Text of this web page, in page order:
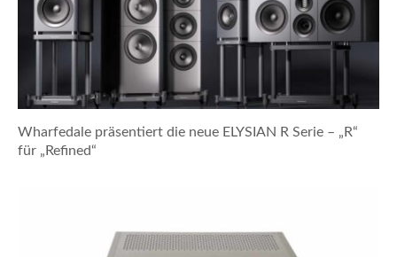
Wharfedale präsentiert die neue ELYSIAN R Serie – „R“
für „Refined“